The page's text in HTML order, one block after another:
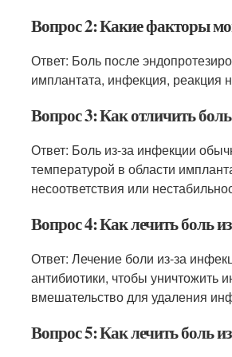
Вопрос 2: Какие факторы
Ответ: Боль после
имплантата, инфекция, реакция
Вопрос 3: Как отличить
Ответ: Боль из-за инфекции
температурой в области
несоответствия или
Вопрос 4: Как лечить боль
Ответ: Лечение боли из-за
антибиотики, чтобы уничтожить
вмешательство для удаления
Вопрос 5: Как лечить боль